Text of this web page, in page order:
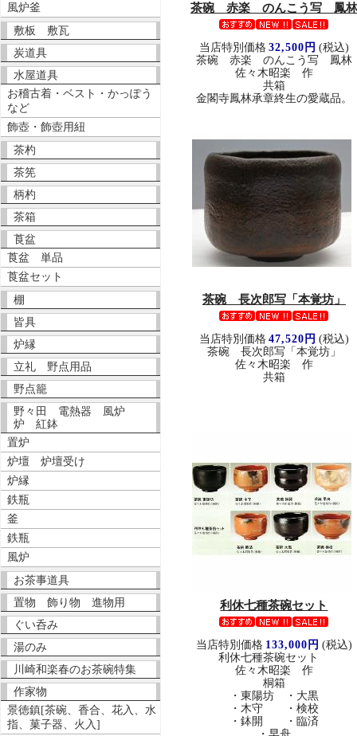
風炉釜
敷板 敷瓦
炭道具
水屋道具
お稽古着・ベスト・かっぽう
など
飾壺・飾壺用紐
茶杓
茶筅
柄杓
茶箱
莨盆
莨盆 単品
莨盆セット
棚
皆具
炉縁
立礼 野点用品
野点籠
野々田 電熱器 風炉
炉 紅鉢
置炉
炉壇 炉壇受け
炉縁
鉄瓶
釜
鉄瓶
風炉
お茶事道具
置物 飾り物 進物用
ぐい呑み
湯のみ
川崎和楽春のお茶碗特集
作家物
景徳鎮[茶碗、香合、花入、水
指、菓子器、火入]
茶碗 赤楽 のんこう写 鳳林
当店特別価格 32,500円 (税込)
茶碗 赤楽 のんこう写 鳳林
佐々木昭楽 作
共箱
金閣寺鳳林承章終生の愛蔵品。
茶碗 長次郎写「本覚坊」
当店特別価格 47,520円 (税込)
茶碗 長次郎写「本覚坊」
佐々木昭楽 作
共箱
利休七種茶碗セット
当店特別価格 133,000円 (税込)
利休七種茶碗セット
佐々木昭楽 作
桐箱
・東陽坊 ・大黒
・木守 ・検校
・鉢開 ・臨済